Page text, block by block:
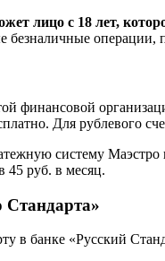
лицо с 18 лет,
безналичные
финансовой
Для рублевого
систему
руб. в месяц.
Стандарта»
в банке «Русский